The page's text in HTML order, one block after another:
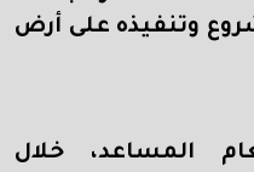
وتنفيذه على أرض
المساعد، خلال